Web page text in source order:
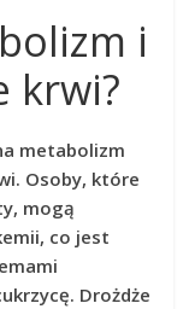
i
krwi?
metabolizm
. Osoby, które
mogą
, co jest
. Drożdże